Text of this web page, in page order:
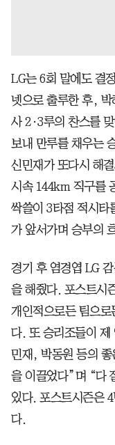
LG는 6회 말에도 결
넷으로 출루한 후, 박
사 2·3루의 찬스를
보내 만루를 채우는
신민재가 또다시 해
시속 144km 직구를
싹쓸이 3타점 적시타
가 앞서가며 승부의
경기 후 염경엽 LG
을 해줬다. 포스트시
개인적으로든 팀으로
다. 또 승리조들이 제
민재, 박동원 등의 좋
을 이끌었다”며 “다
있다. 포스트시즌은
다.